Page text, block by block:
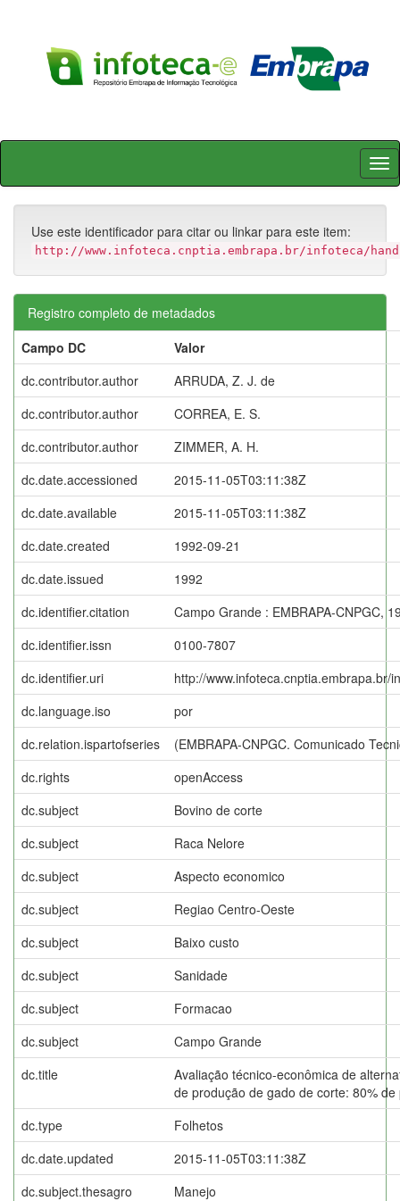
Skip
Use este identificador para citar ou linkar para este item:
http://www.infoteca.cnptia.embrapa.br/infoteca/
Registro completo de metadados
Campo DC
Valor
dc.contributor.author
ARRUDA, Z. J. de
dc.contributor.author
CORREA, E. S.
dc.contributor.author
ZIMMER, A. H.
dc.date.accessioned
2015-11-05T03:11:38Z
dc.date.available
2015-11-05T03:11:38Z
dc.date.created
1992-09-21
dc.date.issued
1992
dc.identifier.citation
Campo Grande : EMBRAPA-CNPGC,
dc.identifier.issn
0100-7807
dc.identifier.uri
http://www.infoteca.cnptia.embrapa.br/
dc.language.iso
por
dc.relation.ispartofseries
(EMBRAPA-CNPGC. Comunicado
dc.rights
openAccess
dc.subject
Bovino de corte
dc.subject
Raca Nelore
dc.subject
Aspecto economico
dc.subject
Regiao Centro-Oeste
dc.subject
Baixo custo
dc.subject
Sanidade
dc.subject
Formacao
dc.subject
Campo Grande
dc.title
Avaliação técnico-econômica de
de produção de gado de corte: 80%
dc.type
Folhetos
dc.date.updated
2015-11-05T03:11:38Z
dc.subject.thesagro
Manejo